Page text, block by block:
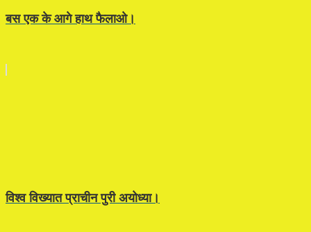
बस एक के आगे हाथ फैलाओ।
विश्व विख्यात प्राचीन पुरी अयोध्या।